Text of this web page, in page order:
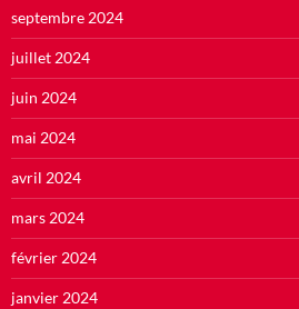
septembre 2024
juillet 2024
juin 2024
mai 2024
avril 2024
mars 2024
février 2024
janvier 2024